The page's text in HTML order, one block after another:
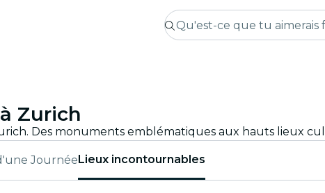
Zurich
JournéeLieux incontournables